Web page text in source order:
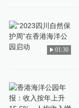
01:30